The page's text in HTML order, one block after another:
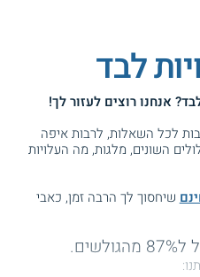
לבד
? אנחנו רוצים לעזור לך!
לכל השאלות, לרבות איפה
השונים, מלגות, מה העלויות
שיחסוך לך הרבה זמן, כאבי